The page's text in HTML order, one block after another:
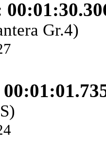
Gr.4)